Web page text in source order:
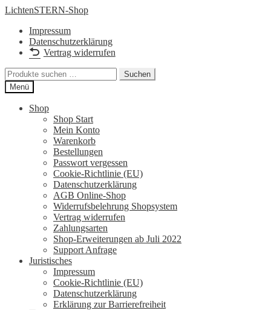
Zur
springen
Zum
springen
LichtenSTERN-Shop
Impressum
Datenschutzerklärung
Vertrag widerrufen
Suchen
nach:
Suchen
Menü
Shop
Shop Start
Mein Konto
Warenkorb
Bestellungen
Passwort vergessen
Cookie-Richtlinie (EU)
Datenschutzerklärung
AGB Online-Shop
Widerrufsbelehrung Shopsystem
Vertrag widerrufen
Zahlungsarten
Shop-Erweiterungen ab Juli 2022
Support Anfrage
Juristisches
Impressum
Cookie-Richtlinie (EU)
Datenschutzerklärung
Erklärung zur Barrierefreiheit